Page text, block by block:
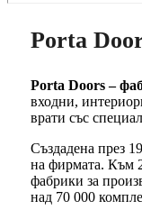
Porta
Porta Doors –
входни,
врати със
Създадена през
на фирмата. Към
фабрики за
над 70 000